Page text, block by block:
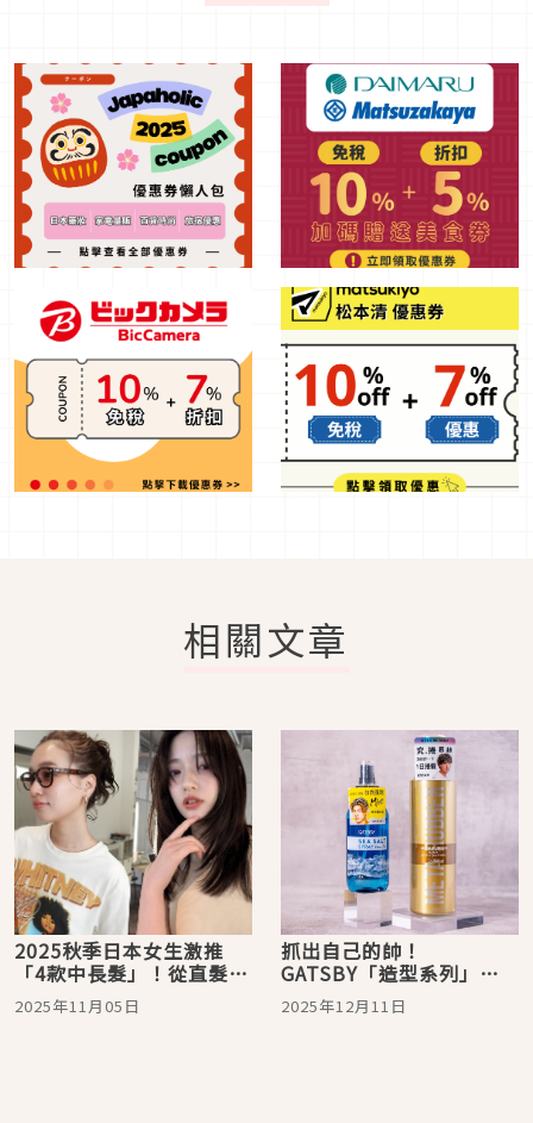
相關文章
2025秋季日本女生激推
「4款中長髮」！從直髮、
微捲、編髮造型推薦
2025年11月05日
抓出自己的帥！
GATSBY「造型系列」輕
鬆打造你的秋冬時尚髮型
2025年12月11日